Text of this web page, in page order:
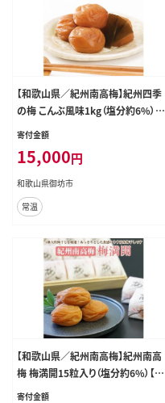
【和歌山県／紀州南高梅】紀州四季
の梅 こんぶ風味1kg（塩分約6%）【0
491-4】
寄付金額
15,000円
和歌山県御坊市
常温
【和歌山県／紀州南高梅】紀州南高
梅 梅満開15粒入り（塩分約6%）【04
93-4】
寄付金額